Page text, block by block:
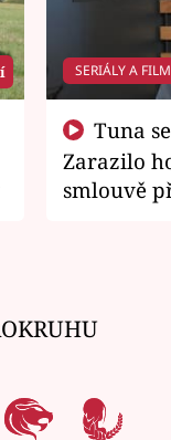
SERIÁLY A
Zarazilo
smlouvě